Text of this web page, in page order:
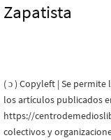
Zapatista
( ɔ ) Copyleft | Se
los artículos publicados
https://
colectivos y